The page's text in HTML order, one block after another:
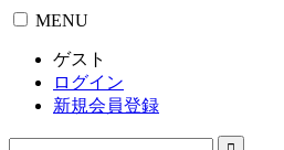
MENU
ゲスト
ログイン
新規会員登録